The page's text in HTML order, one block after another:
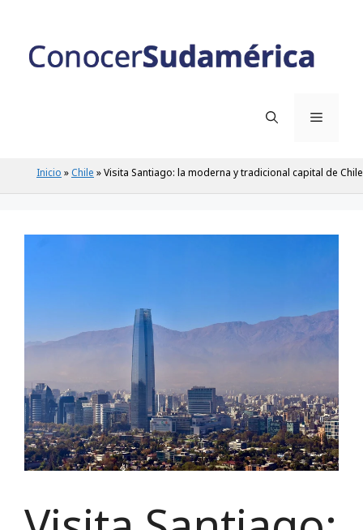
Inicio »Chile »Visita Santiago: la moderna y tradicional capital de Chile